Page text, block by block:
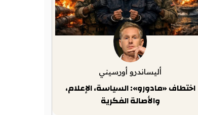
أليساندرو أورسيني
اختطاف «مادورو»: السياسة، الإعلام،
والأصالة الفكرية